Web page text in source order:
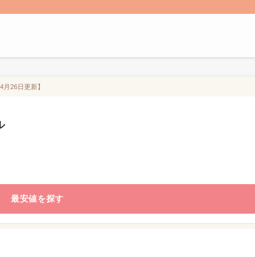
26日更新】
最安値を探す